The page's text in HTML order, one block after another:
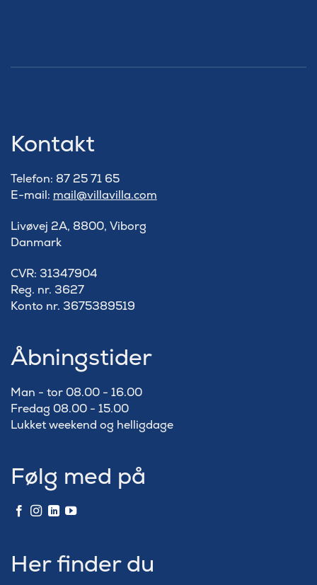
Kontakt
Telefon: 87 25 71 65
E-mail: mail@villavilla.com
Livøvej 2A, 8800, Viborg
Danmark
​CVR: 31347904
Reg. nr. 3627
Konto nr. 3675389519
Åbningstider
Man - tor 08.00 - 16.00
Fredag 08.00 - 15.00
Lukket weekend og helligdage
Følg med på
Her finder du